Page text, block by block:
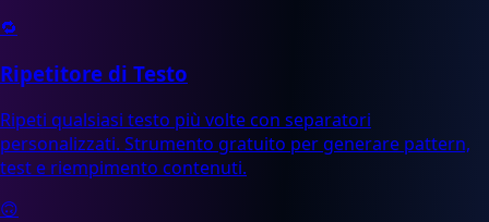
🔁
Ripetitore di Testo
Ripeti qualsiasi testo più volte con separatori
personalizzati. Strumento gratuito per generare pattern,
test e riempimento contenuti.
🙃